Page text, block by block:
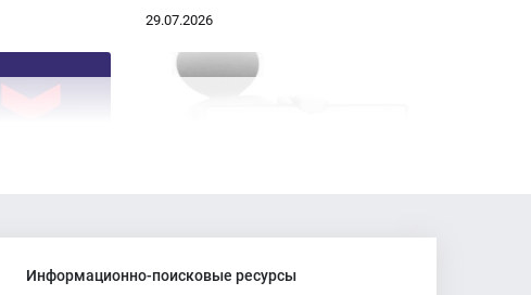
29.07.2026
Анонс заседания ТИК Багаевского
Информационно-поисковые ресурсы